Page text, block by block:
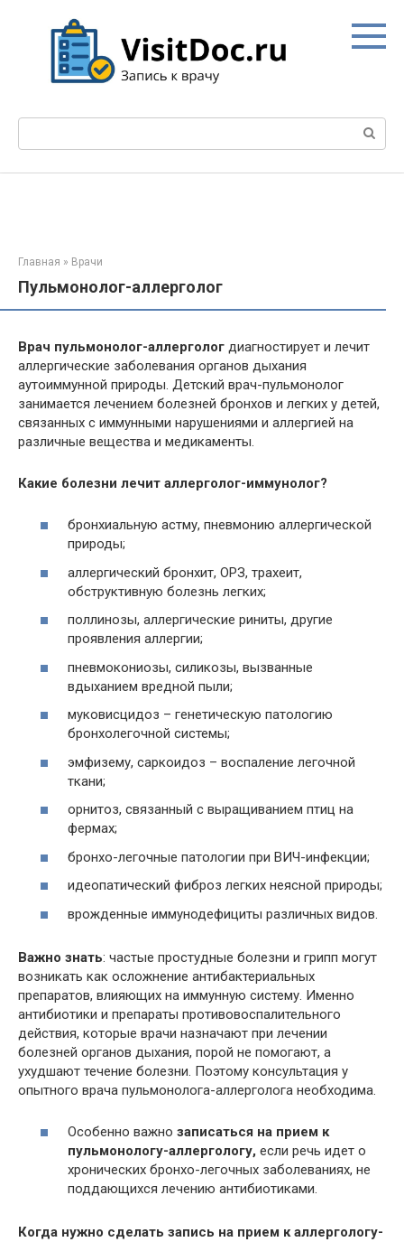
Поиск:
Главная » Врачи
Пульмонолог-аллерголог
Врач пульмонолог-аллерголог диагностирует и лечит
аллергические заболевания органов дыхания
аутоиммунной природы. Детский врач-пульмонолог
занимается лечением болезней бронхов и легких у детей,
связанных с иммунными нарушениями и аллергией на
различные вещества и медикаменты.
Какие болезни лечит аллерголог-иммунолог?
бронхиальную астму, пневмонию аллергической
природы;
аллергический бронхит, ОРЗ, трахеит,
обструктивную болезнь легких;
поллинозы, аллергические риниты, другие
проявления аллергии;
пневмокониозы, силикозы, вызванные
вдыханием вредной пыли;
муковисцидоз – генетическую патологию
бронхолегочной системы;
эмфизему, саркоидоз – воспаление легочной
ткани;
орнитоз, связанный с выращиванием птиц на
фермах;
бронхо-легочные патологии при ВИЧ-инфекции;
идеопатический фиброз легких неясной природы;
врожденные иммунодефициты различных видов.
Важно знать: частые простудные болезни и грипп могут
возникать как осложнение антибактериальных
препаратов, влияющих на иммунную систему. Именно
антибиотики и препараты противовоспалительного
действия, которые врачи назначают при лечении
болезней органов дыхания, порой не помогают, а
ухудшают течение болезни. Поэтому консультация у
опытного врача пульмонолога-аллерголога необходима.
Особенно важно записаться на прием к
пульмонологу-аллергологу, если речь идет о
хронических бронхо-легочных заболеваниях, не
поддающихся лечению антибиотиками.
Когда нужно сделать запись на прием к аллергологу-